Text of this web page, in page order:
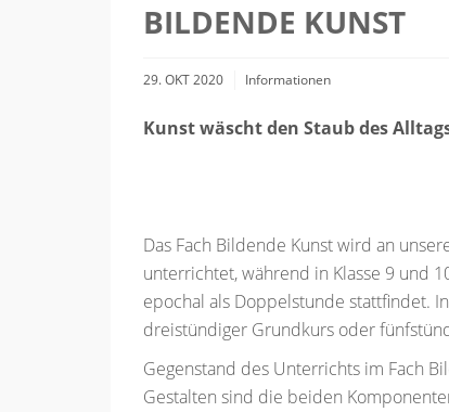
BILDENDE KUNST
29. OKT 2020 Informationen
Kunst wäscht den Staub des
Pablo
Das Fach Bildende Kunst wird an
unterrichtet, während in Klasse 9 und
epochal als Doppelstunde stattfindet.
dreistündiger Grundkurs oder
Gegenstand des Unterrichts im Fach
Gestalten sind die beiden